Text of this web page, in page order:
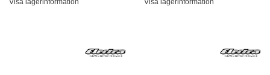
Visa lagerinformation Visa lagerinformation